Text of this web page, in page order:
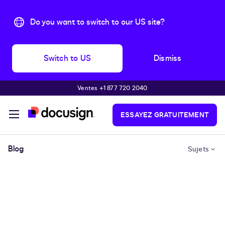
Do you want to switch to our US site?
Switch to US Dismiss
Passer au contenu principalVentes +1 877 720 2040
ESSAYEZ GRATUITEMENT
Blog Sujets